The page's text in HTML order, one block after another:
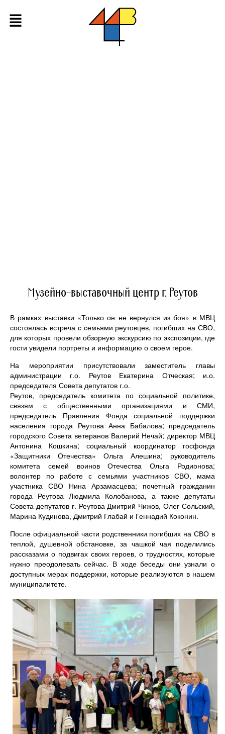
Музейно-выставочный центр г. Реутов
В рамках выставки «Только он не вернулся из боя» в МВЦ
состоялась встреча с семьями реутовцев, погибших на СВО,
для которых провели обзорную экскурсию по экспозиции, где
гости увидели портреты и информацию о своем герое.
На мероприятии присутствовали заместитель главы
администрации г.о. Реутов Екатерина Отческая; и.о.
председателя Совета депутатов г.о.
Реутов, председатель комитета по социальной политике,
связям с общественными организациями и СМИ,
председатель Правления Фонда социальной поддержки
населения города Реутова Анна Бабалова; председатель
городского Совета ветеранов Валерий Нечай; директор МВЦ
Антонина Кошкина; социальный координатор госфонда
«Защитники Отечества» Ольга Алешина; руководитель
комитета семей воинов Отечества Ольга Родионова;
волонтер по работе с семьями участников СВО, мама
участника СВО Нина Арзамасцева; почетный гражданин
города Реутова Людмила Колобанова, а также депутаты
Совета депутатов г. Реутова Дмитрий Чижов, Олег Сольский,
Марина Кудинова, Дмитрий Глабай и Геннадий Коконин.
После официальной части родственники погибших на СВО в
теплой, душевной обстановке, за чашкой чая поделились
рассказами о подвигах своих героев, о трудностях, которые
нужно преодолевать сейчас. В ходе беседы они узнали о
доступных мерах поддержки, которые реализуются в нашем
муниципалитете.